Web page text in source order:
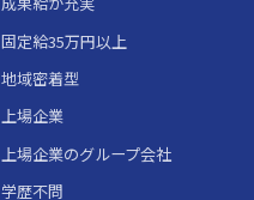
固定給35万円以上
地域密着型
上場企業
上場企業のグループ会社
学歴不問